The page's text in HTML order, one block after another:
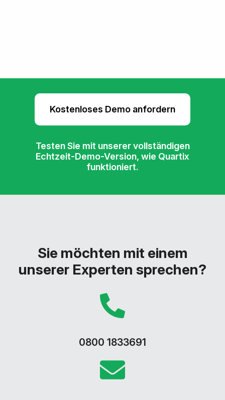
Kostenloses Demo anfordern
Testen Sie mit unserer vollständigen
Echtzeit-Demo-Version, wie Quartix
funktioniert.
Sie möchten mit einem
unserer Experten sprechen?
0800 1833691